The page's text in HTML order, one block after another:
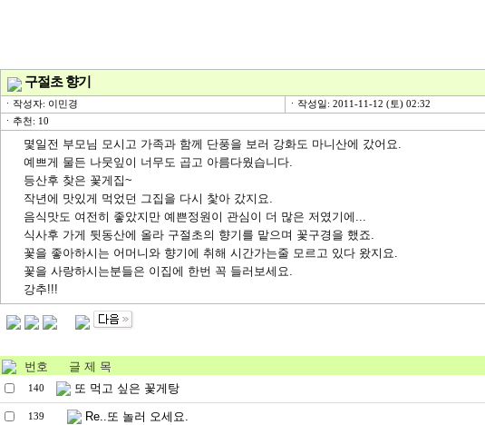
구절초 향기
ㆍ작성자: 이민경 ㆍ작성일: 2011-11-12 (토) 02:32
ㆍ추천: 10
몇일전 부모님 모시고 가족과 함께 단풍을 보러 강화도 마니산에 갔어요.
예쁘게 물든 나뭇잎이 너무도 곱고 아름다웠습니다.
등산후 찾은 꽃게집~
작년에 맛있게 먹었던 그집을 다시 찿아 갔지요.
음식맛도 여전히 좋았지만 예쁜정원이 관심이 더 많은 저였기에...
식사후 가게 뒷동산에 올라 구절초의 향기를 맡으며 꽃구경을 했죠.
꽃을 좋아하시는 어머니와 향기에 취해 시간가는줄 모르고 있다 왔지요.
꽃을 사랑하시는분들은 이집에 한번 꼭 들러보세요.
강추!!!
번호 글 제 목
140 또 먹고 싶은 꽃게탕
139 Re..또 놀러 오세요.